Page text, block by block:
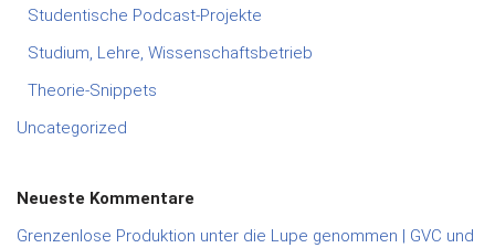
Studentische Podcast-Projekte
Studium, Lehre, Wissenschaftsbetrieb
Theorie-Snippets
Uncategorized
Neueste Kommentare
Grenzenlose Produktion unter die Lupe genommen | GVC und